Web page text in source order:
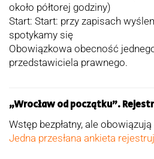
około półtorej godziny)
Start: Start: przy zapisach
spotykamy się
Obowiązkowa obecność
przedstawiciela prawnego.
„Wrocław od początku”.
Wstęp bezpłatny, ale
Jedna przesłana ankieta